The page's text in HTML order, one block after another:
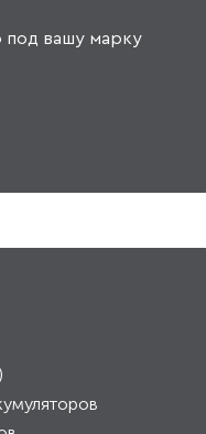
под вашу марку